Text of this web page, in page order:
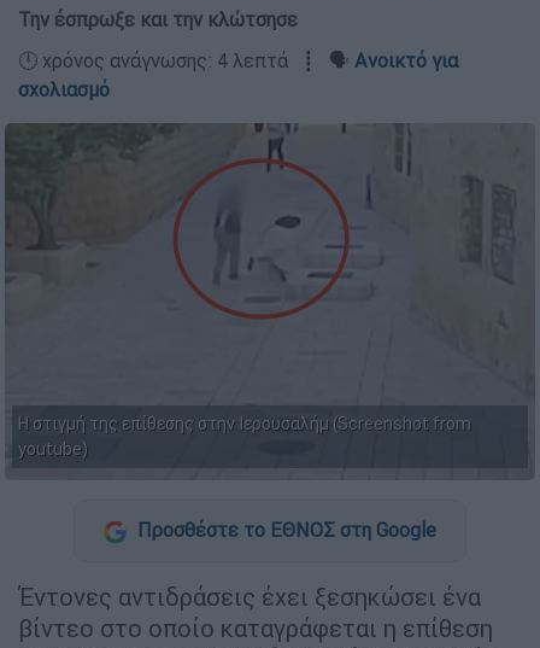
Την έσπρωξε και την κλώτσησε
🕛 χρόνος ανάγνωσης: 4 λεπτά ┋ 🗣️ Ανοικτό για
σχολιασμό
Η στιγμή της επίθεσης στην Ιερουσαλήμ (Screenshot from
youtube)
Προσθέστε το ΕΘΝΟΣ στη Google
Έντονες αντιδράσεις έχει ξεσηκώσει ένα
βίντεο στο οποίο καταγράφεται η επίθεση